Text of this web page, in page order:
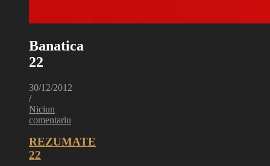
Banatica
22
30/12/2012
/
Niciun
comentariu
REZUMATE
22